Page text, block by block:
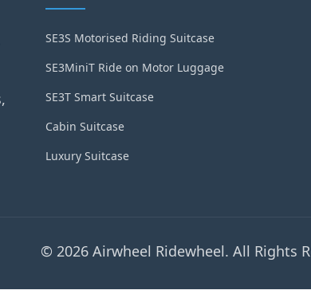
SE3S Motorised Riding Suitcase
SE3MiniT Ride on Motor Luggage
SE3T Smart Suitcase
Cabin Suitcase
Luxury Suitcase
© 2026 Airwheel Ridewheel. All Rights